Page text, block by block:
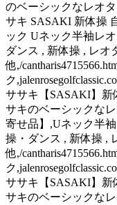
のベーシックなレオ
サキ SASAKI 新体操
ック Uネック半袖レ
ダンス , 新体操 , レオ
他,/
ク
ササキ【SASAKI】新
サキのベーシックな
寄せ品】,Uネック半
操・ダンス , 新体操 ,
他,/
ク
ササキ【SASAKI】新
サキのベーシックな